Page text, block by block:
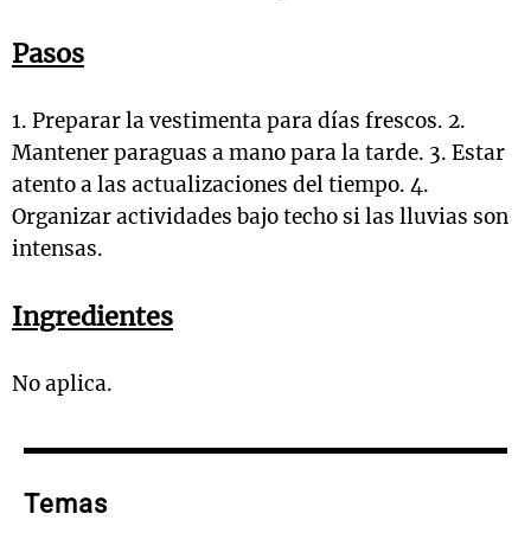
Pasos
1. Preparar la vestimenta para días frescos. 2.
Mantener paraguas a mano para la tarde. 3. Estar
atento a las actualizaciones del tiempo. 4.
Organizar actividades bajo techo si las lluvias son
intensas.
Ingredientes
No aplica.
Temas